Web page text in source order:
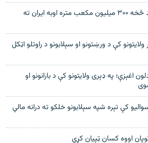
چارواکي: له هلمند سیند څخه ۳۰۰ میلیون مکعب متره اوبه ایران ته
کې د ورښتونو او سېلابونو د راوتلو اټکل
اغېزې؛ په ډېری ولایتونو کې د بارانونو او
کې تېره شپه سېلابونو خلکو ته درانه مالي
اووه کسان ټپیان کړي